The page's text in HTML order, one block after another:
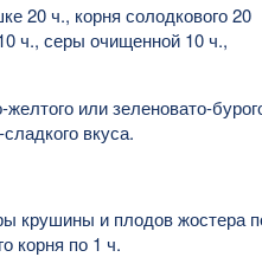
20 ч., корня солодкового 20
ч., серы очищенной 10 ч.,
или зеленовато-
вкуса.
крушины и плодов жостера
корня по 1 ч.